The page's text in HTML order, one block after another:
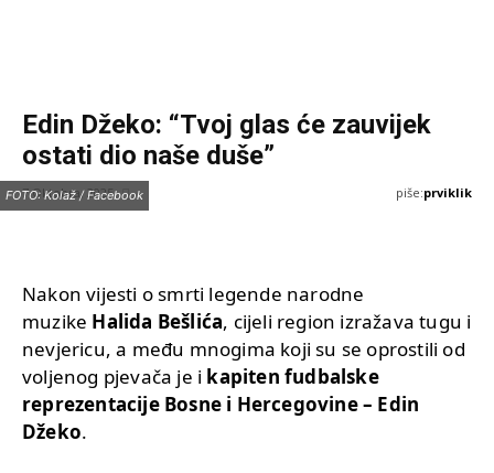
Edin Džeko: “Tvoj glas će zauvijek
ostati dio naše duše”
7 Oktobra, 2025 piše:prviklik
FOTO: Kolaž / Facebook
Nakon vijesti o smrti legende narodne
muzike Halida Bešlića, cijeli region izražava tugu i
nevjericu, a među mnogima koji su se oprostili od
voljenog pjevača je i kapiten fudbalske
reprezentacije Bosne i Hercegovine – Edin
Džeko.